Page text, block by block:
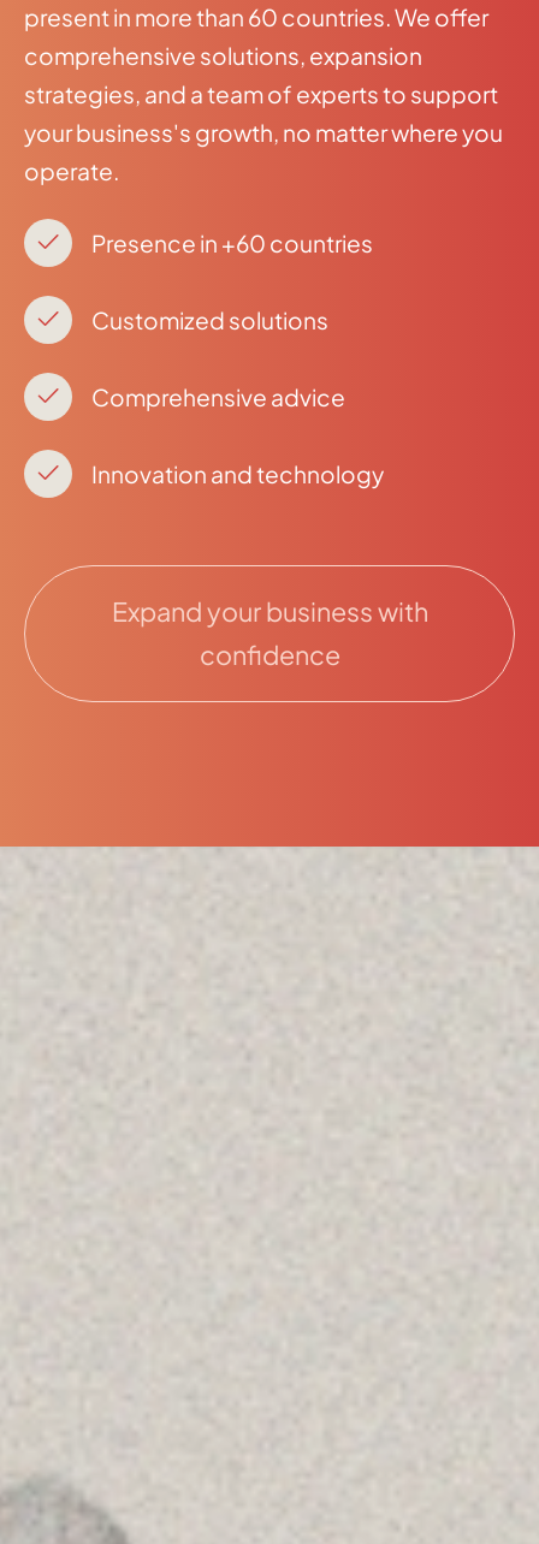
present in more than 60 countries. We offer
comprehensive solutions, expansion
strategies, and a team of experts to support
your business's growth, no matter where you
operate.
Presence in +60 countries
Customized solutions
Comprehensive advice
Innovation and technology
Expand your business with
confidence